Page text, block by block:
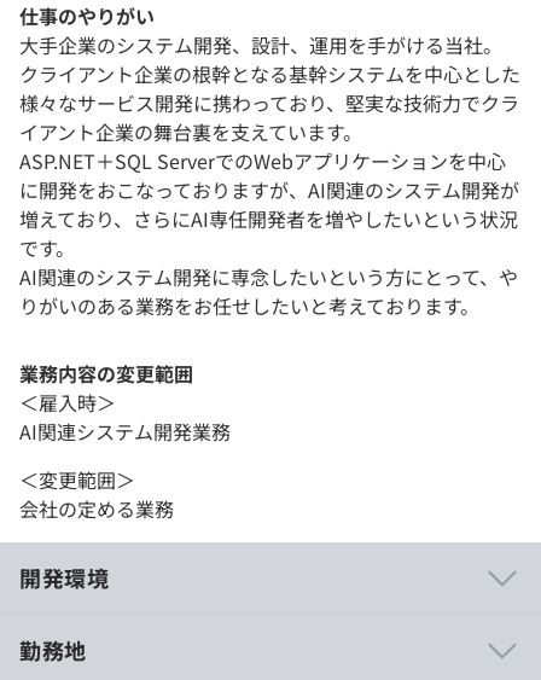
仕事のやりがい
大手企業のシステム開発、設計、運用を手がける当社。
クライアント企業の根幹となる基幹システムを中心とした
様々なサービス開発に携わっており、堅実な技術力でクラ
イアント企業の舞台裏を支えています。
ASP.NET＋SQL ServerでのWebアプリケーションを中心
に開発をおこなっておりますが、AI関連のシステム開発が
増えており、さらにAI専任開発者を増やしたいという状況
です。
AI関連のシステム開発に専念したいという方にとって、や
りがいのある業務をお任せしたいと考えております。
業務内容の変更範囲
＜雇入時＞
AI関連システム開発業務
＜変更範囲＞
会社の定める業務
開発環境
勤務地